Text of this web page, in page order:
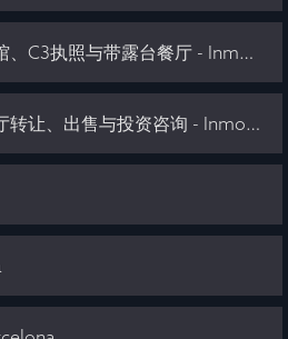
巴塞罗那餐厅转让 | 餐馆、C3执照与带露台餐厅 - Inmo Olaya
巴塞罗那购买餐厅 | 餐厅转让、出售与投资咨询 - Inmo Olaya